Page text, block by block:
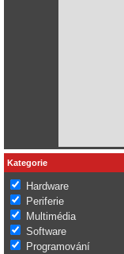
Kategorie
Hardware
Periferie
Multimédia
Software
Programování